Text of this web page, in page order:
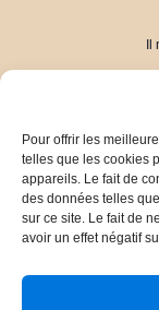
Pour offrir les
telles que les cookies
appareils. Le fait de
des données telles
sur ce site. Le fait de
avoir un effet négatif
Il
Derniers
Vers un
les
29 mars
Panossas